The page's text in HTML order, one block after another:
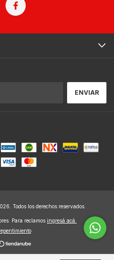
Todos los derechos reservados.
Para reclamos ingresá acá.